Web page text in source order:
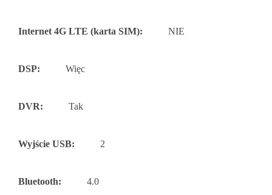
Internet 4G LTE (karta SIM): NIE
DSP: Więc
DVR: Tak
Wyjście USB: 2
Bluetooth: 4.0